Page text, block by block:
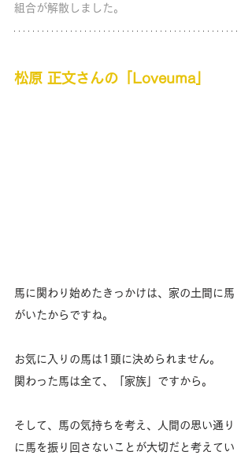
組合が解散しました。
松原 正文さんの「Loveuma」
馬に関わり始めたきっかけは、家の土間に馬
がいたからですね。
お気に入りの馬は1頭に決められません。
関わった馬は全て、「家族」ですから。
そして、馬の気持ちを考え、人間の思い通り
に馬を振り回さないことが大切だと考えてい